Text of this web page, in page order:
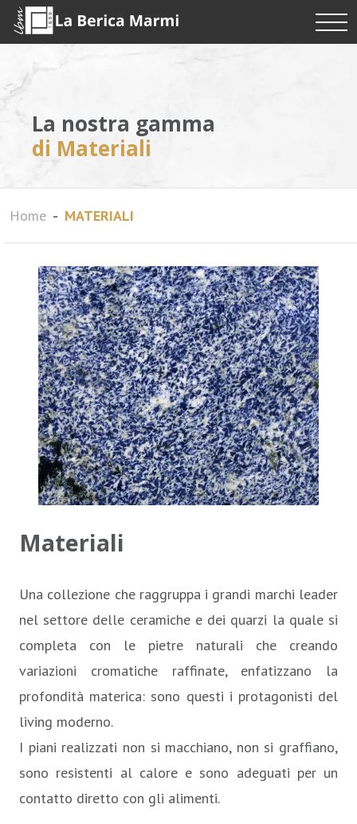
La nostra gamma
di Materiali
Home MATERIALI
Materiali
Una collezione che raggruppa i grandi marchi leader
nel settore delle ceramiche e dei quarzi la quale si
completa con le pietre naturali che creando
variazioni cromatiche raffinate, enfatizzano la
profondità materica: sono questi i protagonisti del
living moderno.
I piani realizzati non si macchiano, non si graffiano,
sono resistenti al calore e sono adeguati per un
contatto diretto con gli alimenti.